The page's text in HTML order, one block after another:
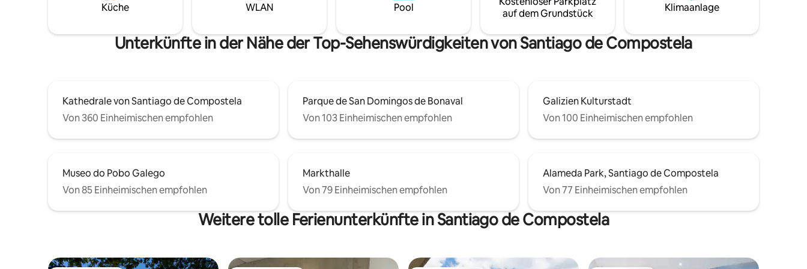
Pool ✨ Privater Whirlpool ✨ Natürliche
Umgebung ✨ Nur ein paar Minuten von
Komfort
Küche WLAN Pool
auf dem Grundstück
Klimaanlage
Unterkünfte in der Nähe der Top-Sehenswürdigkeiten von Santiago de Compostela
Kathedrale von Santiago de Compostela
Von 360 Einheimischen empfohlen
Parque de San Domingos de Bonaval
Von 103 Einheimischen empfohlen
Galizien Kulturstadt
Von 100 Einheimischen empfohlen
Museo do Pobo Galego
Von 85 Einheimischen empfohlen
Markthalle
Von 79 Einheimischen empfohlen
Alameda Park, Santiago de Compostela
Von 77 Einheimischen empfohlen
Weitere tolle Ferienunterkünfte in Santiago de Compostela